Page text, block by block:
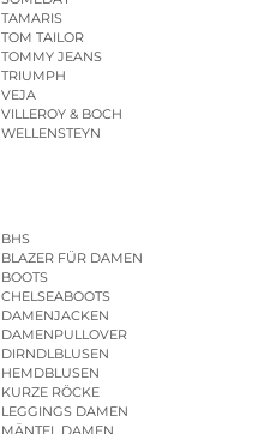
TAMARIS
TOM TAILOR
TOMMY JEANS
TRIUMPH
VEJA
VILLEROY & BOCH
WELLENSTEYN
BHS
BLAZER FÜR DAMEN
BOOTS
CHELSEABOOTS
DAMENJACKEN
DAMENPULLOVER
DIRNDLBLUSEN
HEMDBLUSEN
KURZE RÖCKE
LEGGINGS DAMEN